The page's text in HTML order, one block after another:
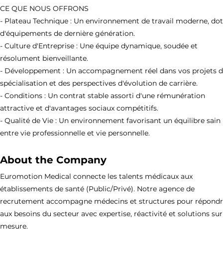
CE QUE NOUS OFFRONS
- Plateau Technique : Un environnement de travail moderne,
d'équipements de dernière génération.
- Culture d'Entreprise : Une équipe dynamique, soudée et
résolument bienveillante.
- Développement : Un accompagnement réel dans vos projets
spécialisation et des perspectives d'évolution de carrière.
- Conditions : Un contrat stable assorti d'une rémunération
attractive et d'avantages sociaux compétitifs.
- Qualité de Vie : Un environnement favorisant un équilibre sain
entre vie professionnelle et vie personnelle.
About the Company
Euromotion Medical connecte les talents médicaux aux
établissements de santé (Public/Privé). Notre agence de
recrutement accompagne médecins et structures pour
aux besoins du secteur avec expertise, réactivité et solutions sur
mesure.